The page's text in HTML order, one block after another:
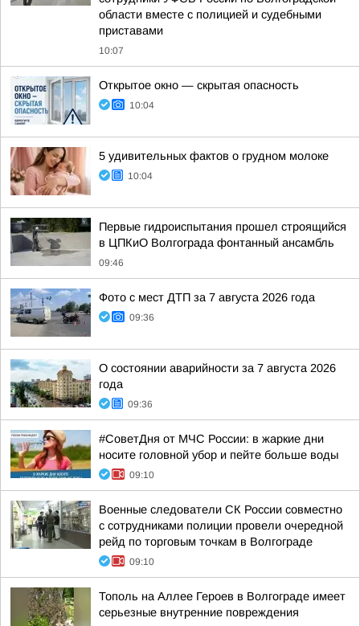
области вместе с полицией и судебными
приставами
10:07
Открытое окно — скрытая опасность
10:04
5 удивительных фактов о грудном молоке
10:04
Первые гидроиспытания прошел строящийся
в ЦПКиО Волгограда фонтанный ансамбль
09:46
Фото с мест ДТП за 7 августа 2026 года
09:36
О состоянии аварийности за 7 августа 2026
года
09:36
#СоветДня от МЧС России: в жаркие дни
носите головной убор и пейте больше воды
09:10
Военные следователи СК России совместно
с сотрудниками полиции провели очередной
рейд по торговым точкам в Волгограде
09:10
Тополь на Аллее Героев в Волгограде имеет
серьезные внутренние повреждения